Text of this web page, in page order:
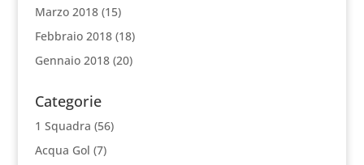
Marzo 2018(15)
Febbraio 2018(18)
Gennaio 2018(20)
Categorie
1 Squadra (56)
Acqua Gol (7)